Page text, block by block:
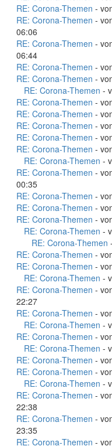
RE: Corona-Themen -
RE: Corona-Themen -
06:06
RE: Corona-Themen -
06:44
RE: Corona-Themen -
RE: Corona-Themen -
RE: Corona-Themen -
RE: Corona-Themen -
RE: Corona-Themen -
RE: Corona-Themen -
RE: Corona-Themen -
RE: Corona-Themen -
RE: Corona-Themen -
RE: Corona-Themen -
00:35
RE: Corona-Themen -
RE: Corona-Themen -
RE: Corona-Themen -
RE: Corona-Themen -
RE: Corona-Themen
RE: Corona-Themen -
RE: Corona-Themen -
RE: Corona-Themen -
RE: Corona-Themen -
22:27
RE: Corona-Themen -
RE: Corona-Themen -
RE: Corona-Themen -
RE: Corona-Themen -
RE: Corona-Themen -
RE: Corona-Themen -
RE: Corona-Themen -
RE: Corona-Themen -
22:38
RE: Corona-Themen -
23:35
RE: Corona-Themen -